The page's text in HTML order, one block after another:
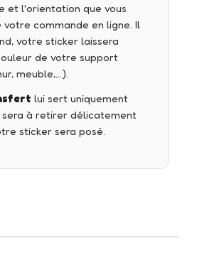
et l'orientation que vous
votre commande en ligne. Il
votre sticker laissera
de votre support
meuble,…).
lui sert uniquement
sera à retirer délicatement
sticker sera posé.